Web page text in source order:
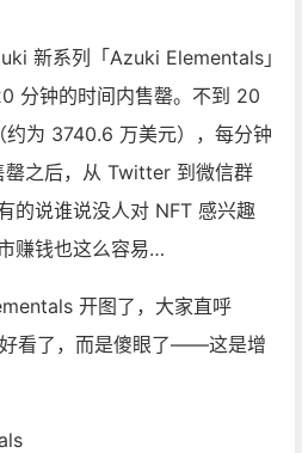
新系列「Azuki Elementals」
分钟的时间内售罄。不到 20
（约为 3740.6 万美元），每分钟
之后，从 Twitter 到微信群
的说谁说没人对 NFT 感兴趣
赚钱也这么容易…
开图了，大家直呼
好看了，而是傻眼了——这是增